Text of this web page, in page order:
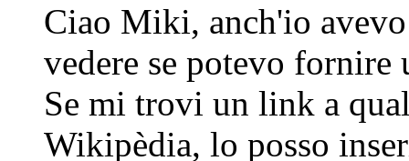
Ciao Miki, anch'io
vedere se potevo
Se mi trovi un link a
Wikipèdia, lo posso